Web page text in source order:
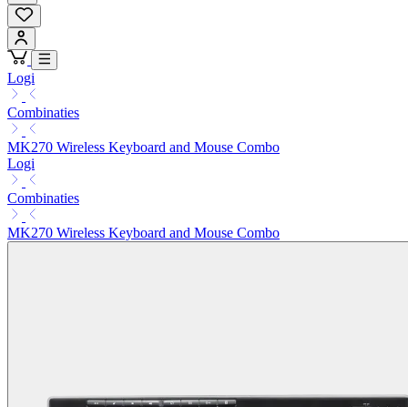
Logi
Combinaties
MK270 Wireless Keyboard and Mouse Combo
Logi
Combinaties
MK270 Wireless Keyboard and Mouse Combo